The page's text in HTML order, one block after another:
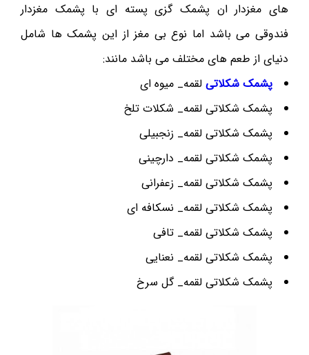
های مغزدار ان پشمک گزی پسته ای با پشمک مغزدار
فندوقی می باشد اما نوع بی مغز از این پشمک ها شامل
دنیای از طعم های مختلف می باشد مانند:
پشمک شکلاتی لقمه_ میوه ای
پشمک شکلاتی لقمه_ شکلات تلخ
پشمک شکلاتی لقمه_ زنجبیلی
پشمک شکلاتی لقمه_ دارچینی
پشمک شکلاتی لقمه_ زعفرانی
پشمک شکلاتی لقمه_ نسکافه ای
پشمک شکلاتی لقمه_ تافی
پشمک شکلاتی لقمه_ نعنایی
پشمک شکلاتی لقمه_ گل سرخ